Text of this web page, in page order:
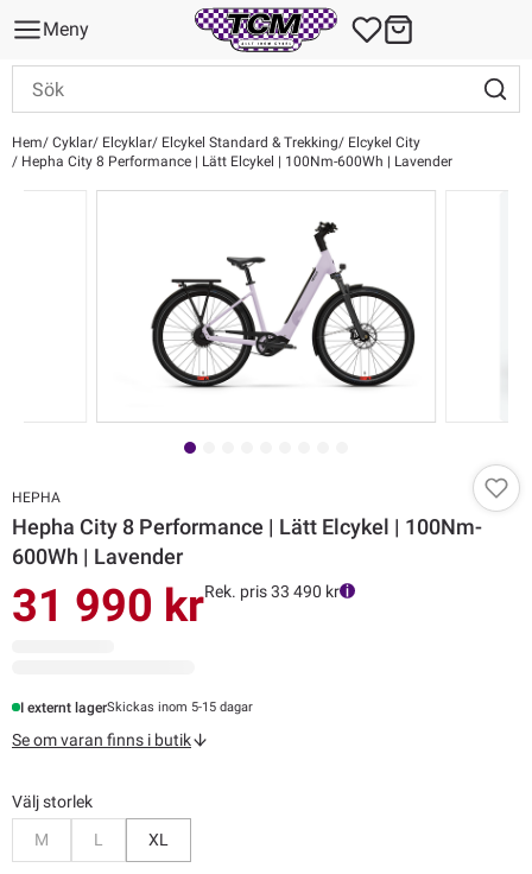
Meny
Hem Cyklar Elcyklar Elcykel Standard & Trekking
Elcykel City
Hepha City 8 Performance | Lätt Elcykel | 100Nm-600Wh | Lavender
HEPHA
Hepha City 8 Performance | Lätt Elcykel | 100Nm-
600Wh | Lavender
31 990 krRek. pris 33 490 kr
I externt lagerSkickas inom 5-15 dagar
Se om varan finns i butik
Välj storlek
M
L XL